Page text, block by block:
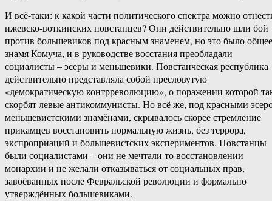
И всё-таки: к какой части политического спектра можно
ижевско-воткинских повстанцев? Они действительно шли бой
против большевиков под красным знаменем, но это было общее
знамя Комуча, и в руководстве восстания преобладали
социалисты – эсеры и меньшевики. Повстанческая республика
действительно представляла собой пресловутую
«демократическую контрреволюцию», о поражении которой
скорбят левые антикоммунисты. Но всё же, под красными
меньшевистскими знамёнами, скрывалось скорее стремление
прикамцев восстановить нормальную жизнь, без террора,
экспроприаций и большевистских экспериментов. Повстанцы
были социалистами – они не мечтали то восстановлении
монархии и не желали отказываться от социальных прав,
завоёванных после Февральской революции и формально
утверждённых большевиками.